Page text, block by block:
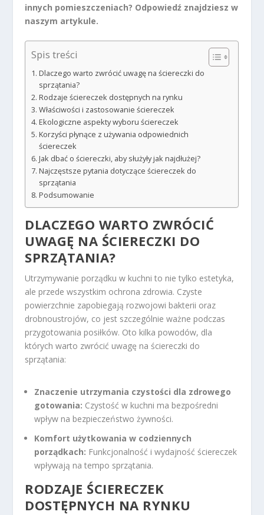
innych pomieszczeniach? Odpowiedź znajdziesz w
naszym artykule.
Spis treści
Dlaczego warto zwrócić uwagę na ściereczki do
sprzątania?
Rodzaje ściereczek dostępnych na rynku
Właściwości i zastosowanie ściereczek
Ekologiczne aspekty wyboru ściereczek
Korzyści płynące z używania odpowiednich
ściereczek
Jak dbać o ściereczki, aby służyły jak najdłużej?
Najczęstsze pytania dotyczące ściereczek do
sprzątania
Podsumowanie
DLACZEGO WARTO ZWRÓCIĆ
UWAGĘ NA ŚCIERECZKI DO
SPRZĄTANIA?
Utrzymywanie porządku w kuchni to nie tylko estetyka,
ale przede wszystkim ochrona zdrowia. Czyste
powierzchnie zapobiegają rozwojowi bakterii oraz
drobnoustrojów, co jest szczególnie ważne podczas
przygotowania posiłków. Oto kilka powodów, dla
których warto zwrócić uwagę na ściereczki do
sprzątania:
Znaczenie utrzymania czystości dla zdrowego
gotowania: Czystość w kuchni ma bezpośredni
wpływ na bezpieczeństwo żywności.
Komfort użytkowania w codziennych
porządkach: Funkcjonalność i wydajność ściereczek
wpływają na tempo sprzątania.
RODZAJE ŚCIERECZEK
DOSTĘPNYCH NA RYNKU